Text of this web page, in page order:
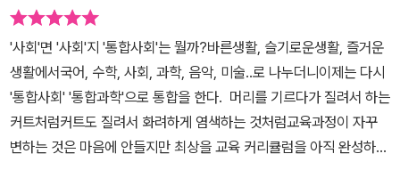
본다.
요성 그리고 그안에서 통합적사고로 우리사회의 현상들을 바라보는
노력의 중요성도 느끼게 되죠그만큼 밀접한 현상들이기 때문이죠 인
간과 행복/자연환경과 인간생활/생활공간과 사회/인권과 헌법 그리
고 삶이란 네개의 주제를 1권에서 만게 되구요 2권에서는 시장경제와
금융/사회정의와 불평등/문화와 다양성/세계화와 평화그리고 미래와
지속 가능한 삶에 대한 여섯개의 주제로 통합사회를 만나보게 되
지, 활용해야할지, 어떻게 소개해야 할지가 자꾸만 고민되서 힘들었
다는 후문이... ^^게다가 아이들에게 단순히 사회를 가르치기만 하는
것이 아니라 아이들 스스로 사회에 대해 고민하게 만든다는 점에서
기존에 나왔던 사회 책들과는 확실히 다르다는 걸 알 수 있었습니다.
또한 다른 나라와 우리나라의 상황, 정서 등을 비교하여 아이들 스스
로 지금 현재 우리가 갖고 있는 문제점에 대해 깊이 고민하는 시간을
기를 다루고 있습니다. 2궈에서는 '시장경제와 금융' '사회 정의와 불
평등' '문화와 다양성''지구촌 갈등과 평화' '지속가능성과 미래를 다루
게 됩니다. 사회 과목은 각각 세부적이고 전문적으로 나뉘어 있기에
위에 제시된 9개의 주제를 서술하면서 설명하고 있습니다.우리 사회
에서는 '공부'를 상급학교에 진학하기 위한 것으로 인식하고 있습니
다.그러나 공부는 세상을 알아가는 방법으로 배우는 일입니다.공부는
어떤 현상에 대하여 의문을 가지고 질문을 하면 그 답을 찾아가는 방
'사회'면 '사회'지 '통합사회'는 뭘까?바른생활, 슬기로운생활, 즐거운
생활에서국어, 수학, 사회, 과학, 음악, 미술..로 나누더니이제는 다시
'통합사회' '통합과학'으로 통합을 한다. 머리를 기르다가 질려서 하는
커트처럼커트도 질려서 화려하게 염색하는 것처럼교육과정이 자꾸
변하는 것은 마음에 안들지만 최상을 교육 커리큘럼을 아직 완성하지